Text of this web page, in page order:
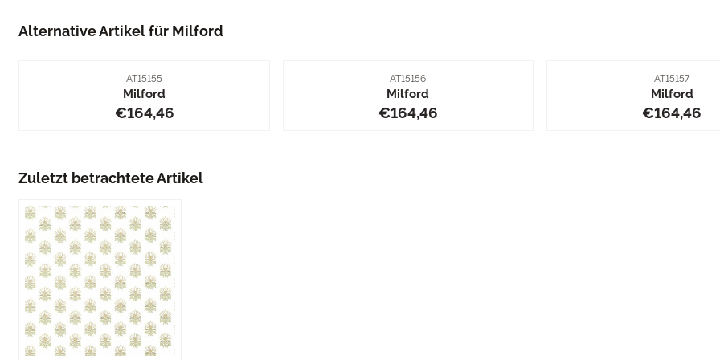
Alternative Artikel für Milford
Artikelnummer
AT15155
Milford
Preis: 164,46
€164,46
Artikelnummer
AT15156
Milford
Preis: 164,46
€164,46
Artikelnummer
AT15157
Milford
Preis:
€164,46
Zuletzt betrachtete Artikel